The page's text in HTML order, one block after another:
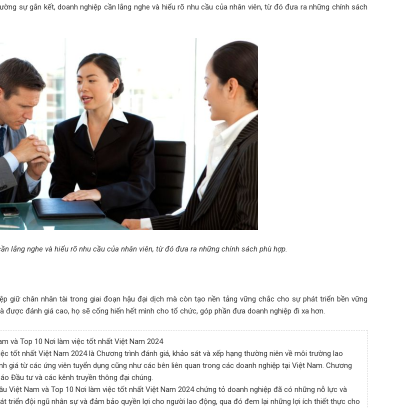
sự gắn kết, doanh nghiệp cần lắng nghe và hiểu rõ nhu cầu của nhân viên, từ đó đưa ra những chính sách
lắng nghe và hiểu rõ nhu cầu của nhân viên, từ đó đưa ra những chính sách phù hợp.
giữ chân nhân tài trong giai đoạn hậu đại dịch mà còn tạo nền tảng vững chắc cho sự phát triển bền vững
được đánh giá cao, họ sẽ cống hiến hết mình cho tổ chức, góp phần đưa doanh nghiệp đi xa hơn.
và Top 10 Nơi làm việc tốt nhất Việt Nam 2024
tốt nhất Việt Nam 2024 là Chương trình đánh giá, khảo sát và xếp hạng thường niên về môi trường lao
giá từ các ứng viên tuyển dụng cũng như các bên liên quan trong các doanh nghiệp tại Việt Nam. Chương
Đầu tư và các kênh truyền thông đại chúng.
Việt Nam và Top 10 Nơi làm việc tốt nhất Việt Nam 2024 chứng tỏ doanh nghiệp đã có những nỗ lực và
triển đội ngũ nhân sự và đảm bảo quyền lợi cho người lao động, qua đó đem lại những lợi ích thiết thực cho